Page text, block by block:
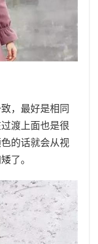
，最好是相同
渡上面也是很
的话就会从视
了。